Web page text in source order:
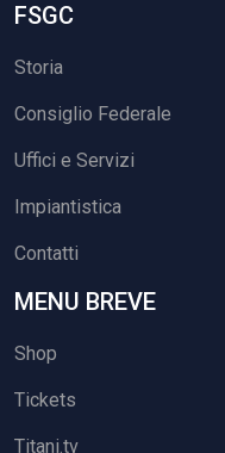
FSGC
Storia
Consiglio Federale
Uffici e Servizi
Impiantistica
Contatti
MENU BREVE
Shop
Tickets
Titani.tv